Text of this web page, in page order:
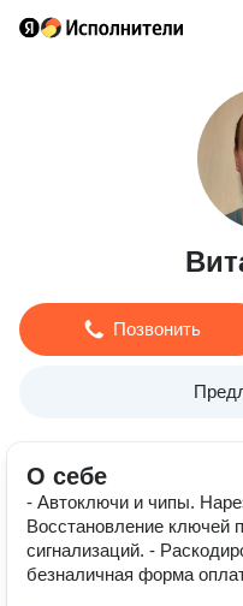
Позвонить
О себе
- Автоключи и чипы.
Восстановление ключей
сигнализаций. -
безналичная форма